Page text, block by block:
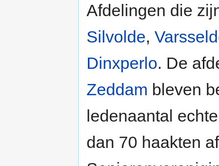
Afdelingen die
Silvolde,
Dinxperlo. De
Zeddam bleven
ledenaantal
dan 70 haakten